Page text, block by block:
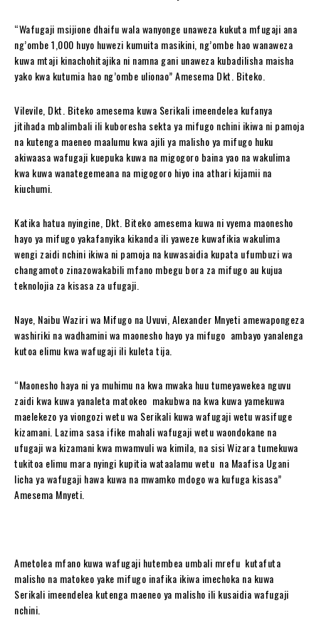
“Wafugaji msijione dhaifu wala wanyonge unaweza kukuta mfugaji ana
ng’ombe 1,000 huyo huwezi kumuita masikini, ng’ombe hao wanaweza
kuwa mtaji kinachohitajika ni namna gani unaweza kubadilisha maisha
yako kwa kutumia hao ng’ombe ulionao” Amesema Dkt. Biteko.
Vilevile, Dkt. Biteko amesema kuwa Serikali imeendelea kufanya
jitihada mbalimbali ili kuboresha sekta ya mifugo nchini ikiwa ni pamoja
na kutenga maeneo maalumu kwa ajili ya malisho ya mifugo huku
akiwaasa wafugaji kuepuka kuwa na migogoro baina yao na wakulima
kwa kuwa wanategemeana na migogoro hiyo ina athari kijamii na
kiuchumi.
Katika hatua nyingine, Dkt. Biteko amesema kuwa ni vyema maonesho
hayo ya mifugo yakafanyika kikanda ili yaweze kuwafikia wakulima
wengi zaidi nchini ikiwa ni pamoja na kuwasaidia kupata ufumbuzi wa
changamoto zinazowakabili mfano mbegu bora za mifugo au kujua
teknolojia za kisasa za ufugaji.
Naye, Naibu Waziri wa Mifugo na Uvuvi, Alexander Mnyeti amewapongeza
washiriki na wadhamini wa maonesho hayo ya mifugo ambayo yanalenga
kutoa elimu kwa wafugaji ili kuleta tija.
“Maonesho haya ni ya muhimu na kwa mwaka huu tumeyawekea nguvu
zaidi kwa kuwa yanaleta matokeo makubwa na kwa kuwa yamekuwa
maelekezo ya viongozi wetu wa Serikali kuwa wafugaji wetu wasifuge
kizamani. Lazima sasa ifike mahali wafugaji wetu waondokane na
ufugaji wa kizamani kwa mwamvuli wa kimila, na sisi Wizara tumekuwa
tukitoa elimu mara nyingi kupitia wataalamu wetu na Maafisa Ugani
licha ya wafugaji hawa kuwa na mwamko mdogo wa kufuga kisasa”
Amesema Mnyeti.
Ametolea mfano kuwa wafugaji hutembea umbali mrefu kutafuta
malisho na matokeo yake mifugo inafika ikiwa imechoka na kuwa
Serikali imeendelea kutenga maeneo ya malisho ili kusaidia wafugaji
nchini.